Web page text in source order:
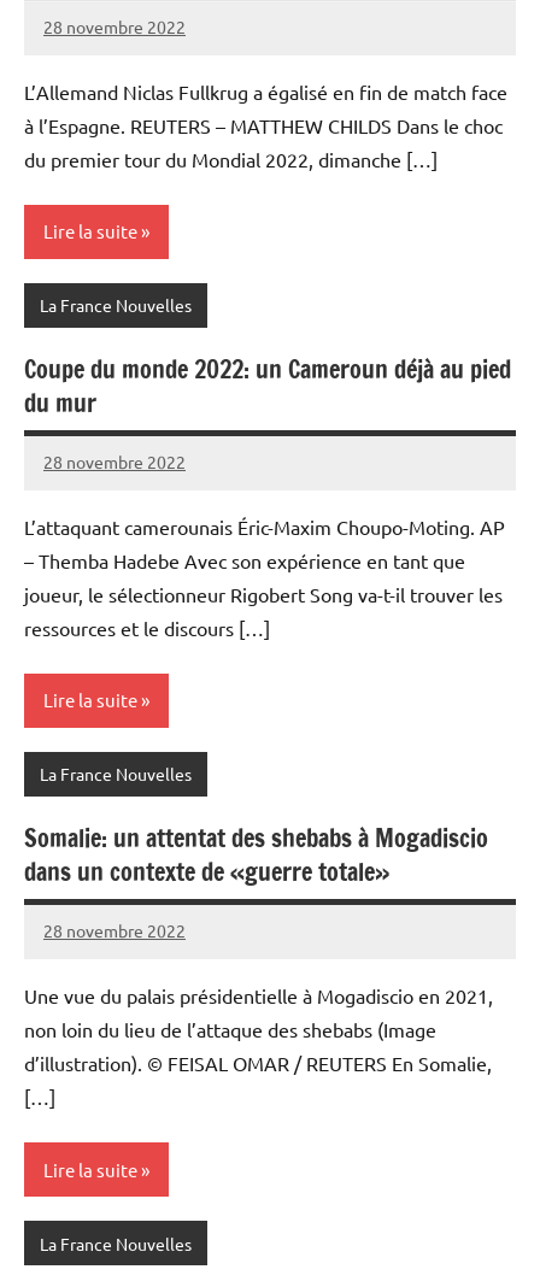
28 novembre 2022
Admins
L’Allemand Niclas Fullkrug a égalisé en fin de match face
à l’Espagne. REUTERS – MATTHEW CHILDS Dans le choc
du premier tour du Mondial 2022, dimanche […]
Lire la suite
La France Nouvelles
Coupe du monde 2022: un Cameroun déjà au pied
du mur
28 novembre 2022
Admins
L’attaquant camerounais Éric-Maxim Choupo-Moting. AP
– Themba Hadebe Avec son expérience en tant que
joueur, le sélectionneur Rigobert Song va-t-il trouver les
ressources et le discours […]
Lire la suite
La France Nouvelles
Somalie: un attentat des shebabs à Mogadiscio
dans un contexte de «guerre totale»
28 novembre 2022
Admins
Une vue du palais présidentielle à Mogadiscio en 2021,
non loin du lieu de l’attaque des shebabs (Image
d’illustration). © FEISAL OMAR / REUTERS En Somalie,
[…]
Lire la suite
La France Nouvelles